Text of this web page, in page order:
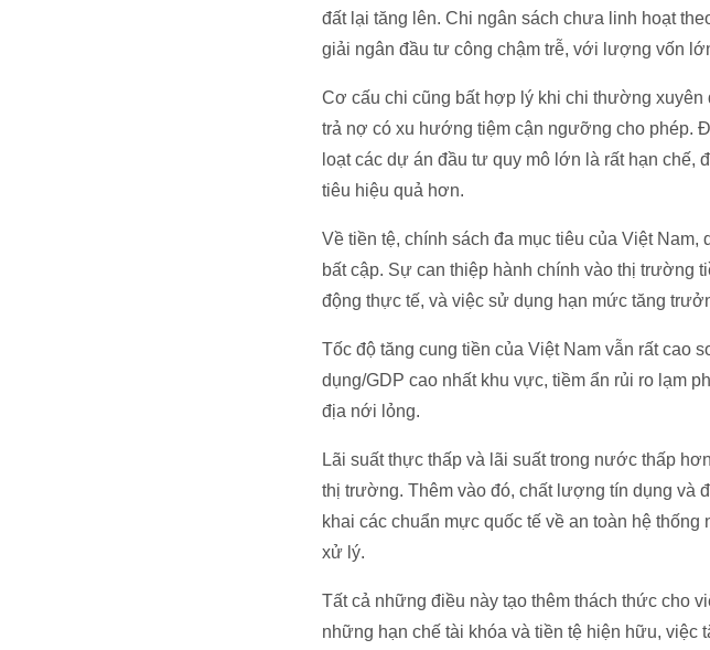
đất lại tăng lên. Chi ngân sách chưa linh hoạt
giải ngân đầu tư công chậm trễ, với lượng vốn
Cơ cấu chi cũng bất hợp lý khi chi thường
trả nợ có xu hướng tiệm cận ngưỡng cho phép.
loạt các dự án đầu tư quy mô lớn là rất hạn
tiêu hiệu quả hơn.
Về tiền tệ, chính sách đa mục tiêu của Việt
bất cập. Sự can thiệp hành chính vào thị trường
động thực tế, và việc sử dụng hạn mức tăng
Tốc độ tăng cung tiền của Việt Nam vẫn rất cao
dụng/GDP cao nhất khu vực, tiềm ẩn rủi ro lạm
địa nới lỏng.
Lãi suất thực thấp và lãi suất trong nước thấp
thị trường. Thêm vào đó, chất lượng tín dụng và
khai các chuẩn mực quốc tế về an toàn hệ
xử lý.
Tất cả những điều này tạo thêm thách thức cho
những hạn chế tài khóa và tiền tệ hiện hữu,